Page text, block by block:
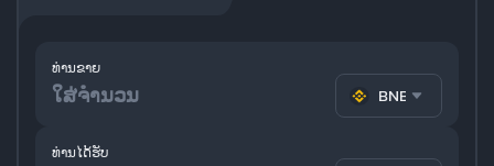
ທ່ານໄດ້ຮັບ
ທ່ານຂາຍ
BNB